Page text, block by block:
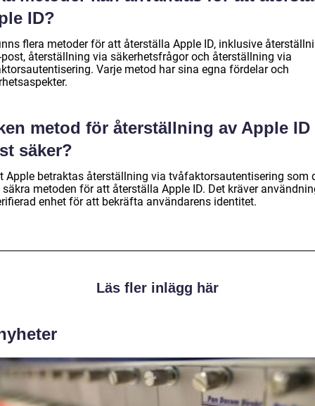
ID?
flera metoder för att återställa Apple ID, inklusive
post, återställning via säkerhetsfrågor och återställning via
Varje metod har sina egna fördelar och
metod för återställning av Apple ID
säker?
Apple betraktas återställning via tvåfaktorsautentisering som
metoden för att återställa Apple ID. Det kräver
enhet för att bekräfta användarens identitet.
Läs fler inlägg här